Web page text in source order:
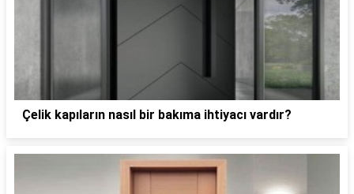
Çelik kapıların nasıl bir bakıma ihtiyacı vardır?